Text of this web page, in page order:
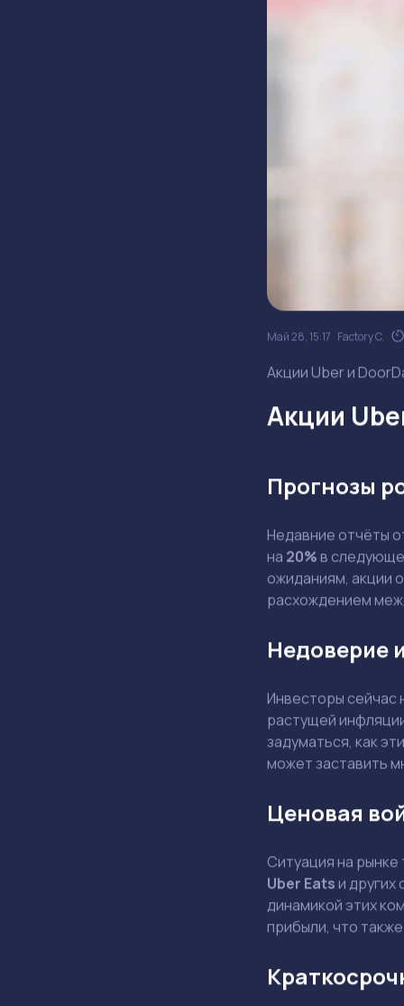
Май 28, 15:17 Factory C.
Акции Uber и
Акции
Прогнозы
Недавние отчёты
на 20%в
ожиданиям, акции
расхождением
Недоверие
Инвесторы сейчас
растущей
задуматься, как
может заставить
Ценовая
Ситуация на
Uber Eatsи
динамикой этих
прибыли, что